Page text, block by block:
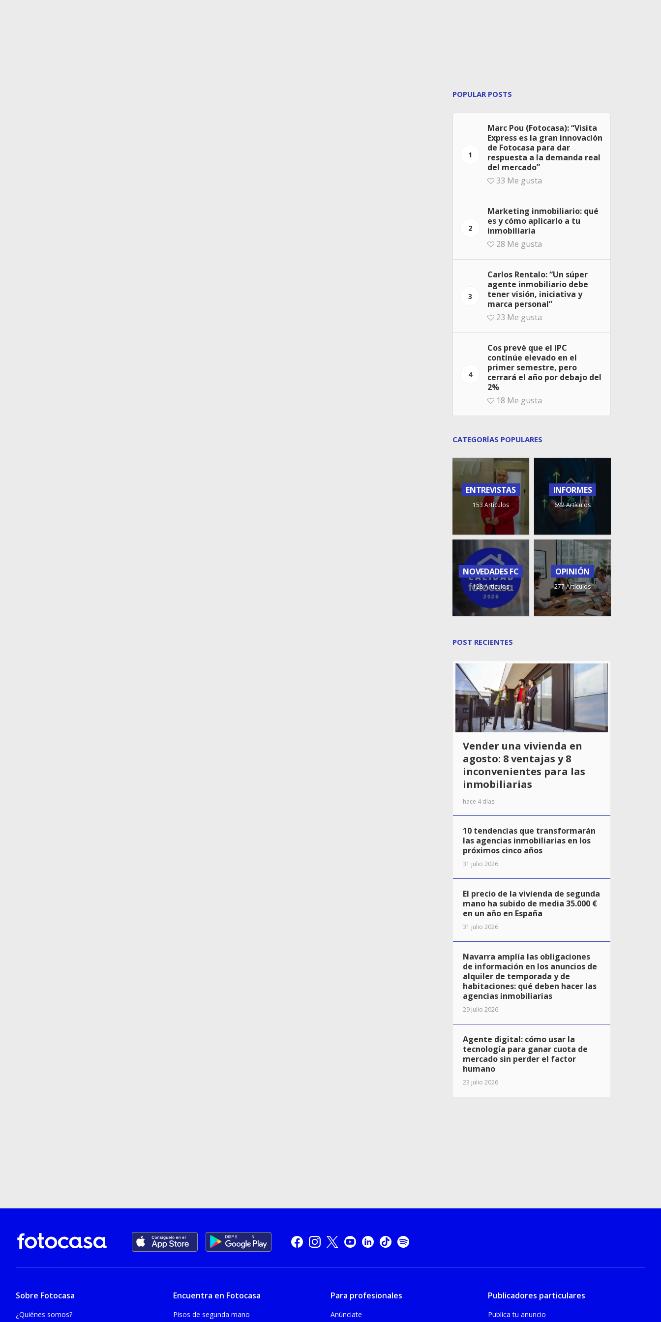
POPULAR POSTS
1
Marc Pou (Fotocasa): “Visita
Express es la gran innovación
de Fotocasa para dar
respuesta a la demanda real
del mercado”
33 Me gusta
2
Marketing inmobiliario: qué
es y cómo aplicarlo a tu
inmobiliaria
28 Me gusta
3
Carlos Rentalo: “Un súper
agente inmobiliario debe
tener visión, iniciativa y
marca personal”
23 Me gusta
4
Cos prevé que el IPC
continúe elevado en el
primer semestre, pero
cerrará el año por debajo del
2%
18 Me gusta
CATEGORÍAS POPULARES
ENTREVISTAS
153 Artículos
INFORMES
692 Artículos
NOVEDADES FC
128 Artículos
OPINIÓN
277 Artículos
POST RECIENTES
Vender una vivienda en
agosto: 8 ventajas y 8
inconvenientes para las
inmobiliarias
hace 4 días
10 tendencias que transformarán
las agencias inmobiliarias en los
próximos cinco años
31 julio 2026
El precio de la vivienda de segunda
mano ha subido de media 35.000 €
en un año en España
31 julio 2026
Navarra amplía las obligaciones
de información en los anuncios de
alquiler de temporada y de
habitaciones: qué deben hacer las
agencias inmobiliarias
29 julio 2026
Agente digital: cómo usar la
tecnología para ganar cuota de
mercado sin perder el factor
humano
23 julio 2026
Sobre Fotocasa
¿Quiénes somos?
Encuentra en Fotocasa
Pisos de segunda mano
Para profesionales
Anúnciate
Publicadores particulares
Publica tu anuncio